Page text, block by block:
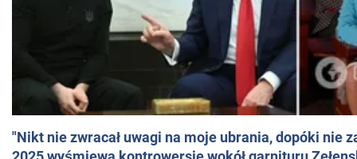
"Nikt nie zwracał uwagi na moje ubrania, dopóki nie